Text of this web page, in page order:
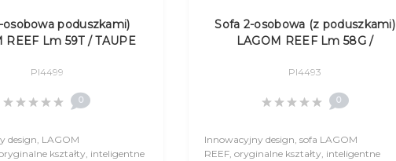
osobowa poduszkami)
REEF Lm 59T / TAUPE
Pl4499
0
design, LAGOM
kształty, inteligentne
Sofa 2-osobowa (z poduszkami)
LAGOM REEF Lm 58G /
Pl4493
0
Innowacyjny design, sofa LAGOM
REEF, oryginalne kształty, inteligentne